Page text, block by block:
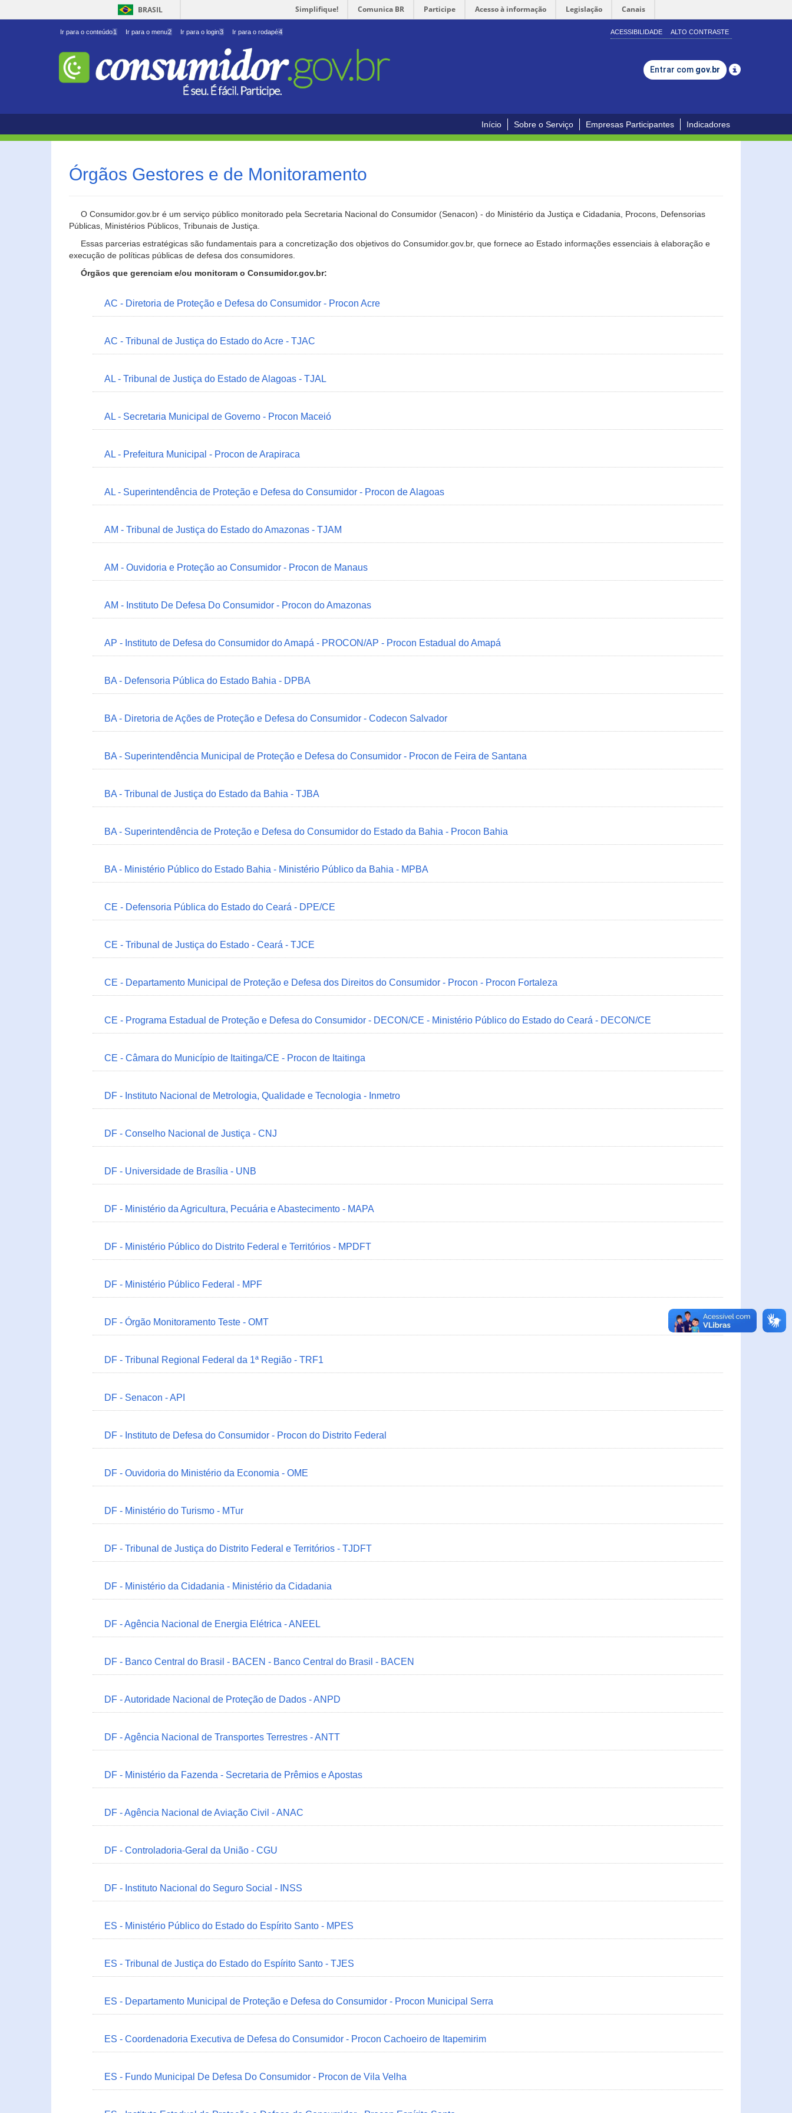
BRASIL Simplifique! Comunica BR Participe Acesso à informação Legislação Canais
Ir para o conteúdo1 Ir para o menu2 Ir para o login3 Ir para o rodapé4 ACESSIBILIDADE ALTO CONTRASTE
Entrar com gov.br
Início Sobre o Serviço Empresas Participantes Indicadores
Órgãos Gestores e de Monitoramento
O Consumidor.gov.br é um serviço público monitorado pela Secretaria Nacional do Consumidor (Senacon) - do Ministério da Justiça e Cidadania, Procons, Defensorias
Públicas, Ministérios Públicos, Tribunais de Justiça.
Essas parcerias estratégicas são fundamentais para a concretização dos objetivos do Consumidor.gov.br, que fornece ao Estado informações essenciais à elaboração e
execução de políticas públicas de defesa dos consumidores.
Órgãos que gerenciam e/ou monitoram o Consumidor.gov.br:
AC - Diretoria de Proteção e Defesa do Consumidor - Procon Acre
AC - Tribunal de Justiça do Estado do Acre - TJAC
AL - Tribunal de Justiça do Estado de Alagoas - TJAL
AL - Secretaria Municipal de Governo - Procon Maceió
AL - Prefeitura Municipal - Procon de Arapiraca
AL - Superintendência de Proteção e Defesa do Consumidor - Procon de Alagoas
AM - Tribunal de Justiça do Estado do Amazonas - TJAM
AM - Ouvidoria e Proteção ao Consumidor - Procon de Manaus
AM - Instituto De Defesa Do Consumidor - Procon do Amazonas
AP - Instituto de Defesa do Consumidor do Amapá - PROCON/AP - Procon Estadual do Amapá
BA - Defensoria Pública do Estado Bahia - DPBA
BA - Diretoria de Ações de Proteção e Defesa do Consumidor - Codecon Salvador
BA - Superintendência Municipal de Proteção e Defesa do Consumidor - Procon de Feira de Santana
BA - Tribunal de Justiça do Estado da Bahia - TJBA
BA - Superintendência de Proteção e Defesa do Consumidor do Estado da Bahia - Procon Bahia
BA - Ministério Público do Estado Bahia - Ministério Público da Bahia - MPBA
CE - Defensoria Pública do Estado do Ceará - DPE/CE
CE - Tribunal de Justiça do Estado - Ceará - TJCE
CE - Departamento Municipal de Proteção e Defesa dos Direitos do Consumidor - Procon - Procon Fortaleza
CE - Programa Estadual de Proteção e Defesa do Consumidor - DECON/CE - Ministério Público do Estado do Ceará - DECON/CE
CE - Câmara do Município de Itaitinga/CE - Procon de Itaitinga
DF - Instituto Nacional de Metrologia, Qualidade e Tecnologia - Inmetro
DF - Conselho Nacional de Justiça - CNJ
DF - Universidade de Brasília - UNB
DF - Ministério da Agricultura, Pecuária e Abastecimento - MAPA
DF - Ministério Público do Distrito Federal e Territórios - MPDFT
DF - Ministério Público Federal - MPF
DF - Órgão Monitoramento Teste - OMT
DF - Tribunal Regional Federal da 1ª Região - TRF1
DF - Senacon - API
DF - Instituto de Defesa do Consumidor - Procon do Distrito Federal
DF - Ouvidoria do Ministério da Economia - OME
DF - Ministério do Turismo - MTur
DF - Tribunal de Justiça do Distrito Federal e Territórios - TJDFT
DF - Ministério da Cidadania - Ministério da Cidadania
DF - Agência Nacional de Energia Elétrica - ANEEL
DF - Banco Central do Brasil - BACEN - Banco Central do Brasil - BACEN
DF - Autoridade Nacional de Proteção de Dados - ANPD
DF - Agência Nacional de Transportes Terrestres - ANTT
DF - Ministério da Fazenda - Secretaria de Prêmios e Apostas
DF - Agência Nacional de Aviação Civil - ANAC
DF - Controladoria-Geral da União - CGU
DF - Instituto Nacional do Seguro Social - INSS
ES - Ministério Público do Estado do Espírito Santo - MPES
ES - Tribunal de Justiça do Estado do Espírito Santo - TJES
ES - Departamento Municipal de Proteção e Defesa do Consumidor - Procon Municipal Serra
ES - Coordenadoria Executiva de Defesa do Consumidor - Procon Cachoeiro de Itapemirim
ES - Fundo Municipal De Defesa Do Consumidor - Procon de Vila Velha